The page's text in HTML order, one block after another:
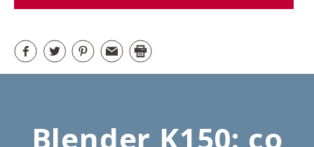
Blender K150: co